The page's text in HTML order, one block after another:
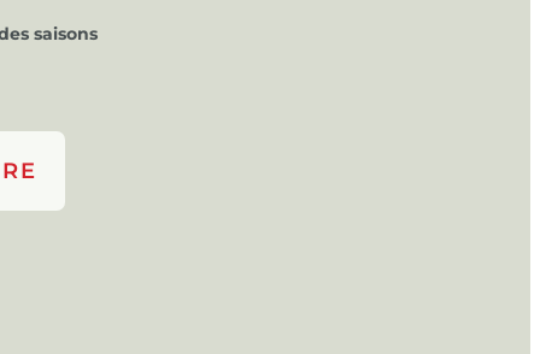
saisons